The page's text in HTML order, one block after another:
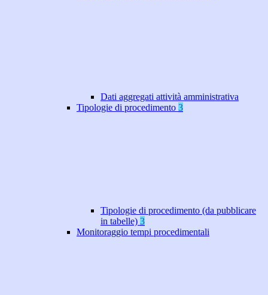
Dati aggregati attività amministrativa
Tipologie di procedimento 3
Tipologie di procedimento (da pubblicare
in tabelle) 3
Monitoraggio tempi procedimentali